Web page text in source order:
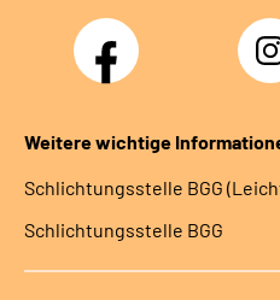
Facebook-
Kanal
des
Sprudelhof
Weitere wichtige
Schlich­tungs­stel­le BGG
Schlich­tungs­stel­le BGG